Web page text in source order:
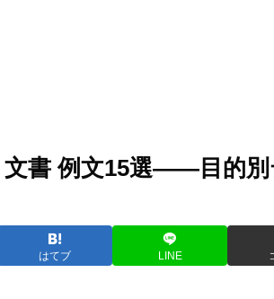
書 例文15選——目的別
はてブ LINE